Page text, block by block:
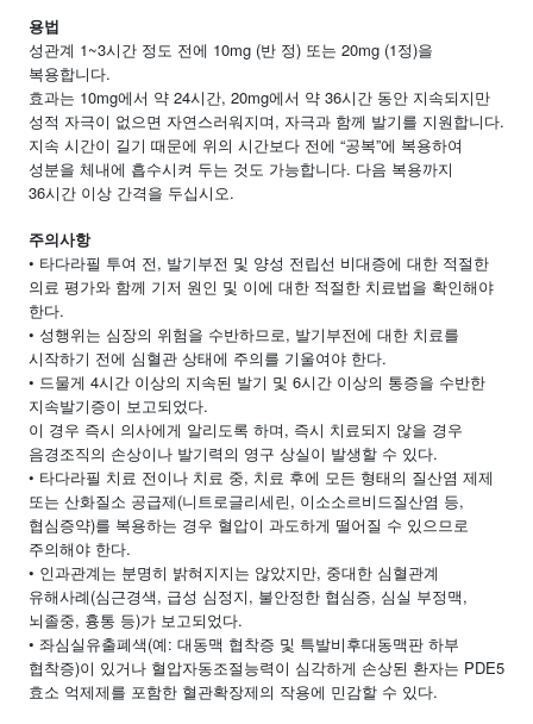
용법
성관계 1~3시간 정도 전에 10mg (반 정) 또는 20mg (1정)을
복용합니다.
효과는 10mg에서 약 24시간, 20mg에서 약 36시간 동안 지속되지만
성적 자극이 없으면 자연스러워지며, 자극과 함께 발기를 지원합니다.
지속 시간이 길기 때문에 위의 시간보다 전에 “공복”에 복용하여
성분을 체내에 흡수시켜 두는 것도 가능합니다. 다음 복용까지
36시간 이상 간격을 두십시오.
주의사항
• 타다라필 투여 전, 발기부전 및 양성 전립선 비대증에 대한 적절한
의료 평가와 함께 기저 원인 및 이에 대한 적절한 치료법을 확인해야
한다.
• 성행위는 심장의 위험을 수반하므로, 발기부전에 대한 치료를
시작하기 전에 심혈관 상태에 주의를 기울여야 한다.
• 드물게 4시간 이상의 지속된 발기 및 6시간 이상의 통증을 수반한
지속발기증이 보고되었다.
이 경우 즉시 의사에게 알리도록 하며, 즉시 치료되지 않을 경우
음경조직의 손상이나 발기력의 영구 상실이 발생할 수 있다.
• 타다라필 치료 전이나 치료 중, 치료 후에 모든 형태의 질산염 제제
또는 산화질소 공급제(니트로글리세린, 이소소르비드질산염 등,
협심증약)를 복용하는 경우 혈압이 과도하게 떨어질 수 있으므로
주의해야 한다.
• 인과관계는 분명히 밝혀지지는 않았지만, 중대한 심혈관계
유해사례(심근경색, 급성 심정지, 불안정한 협심증, 심실 부정맥,
뇌졸중, 흉통 등)가 보고되었다.
• 좌심실유출폐색(예: 대동맥 협착증 및 특발비후대동맥판 하부
협착증)이 있거나 혈압자동조절능력이 심각하게 손상된 환자는 PDE5
효소 억제제를 포함한 혈관확장제의 작용에 민감할 수 있다.